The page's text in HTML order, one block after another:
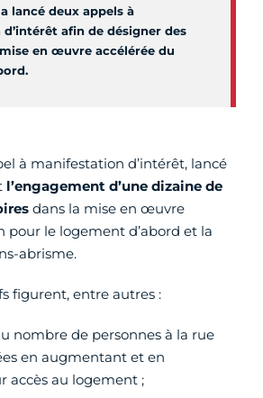
lancé deux appels à
afin de désigner des
en œuvre accélérée du
à manifestation d’intérêt, lancé
l’engagement d’une dizaine de
dans la mise en œuvre
pour le logement d’abord et la
abrisme.
figurent, entre autres :
nombre de personnes à la rue
en augmentant et en
accès au logement ;